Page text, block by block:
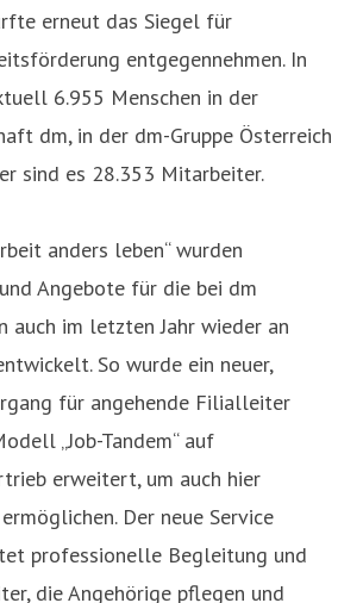
erneut das Siegel für
entgegennehmen. In
6.955 Menschen in der
dm, in der dm-Gruppe Österreich
sind es 28.353 Mitarbeiter.
anders leben“ wurden
Angebote für die bei dm
auch im letzten Jahr wieder an
So wurde ein neuer,
für angehende Filialleiter
„Job-Tandem“ auf
erweitert, um auch hier
Der neue Service
professionelle Begleitung und
die Angehörige pflegen und